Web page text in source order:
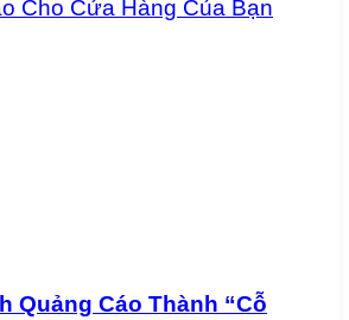
Quảng Cáo Thành “Cỗ